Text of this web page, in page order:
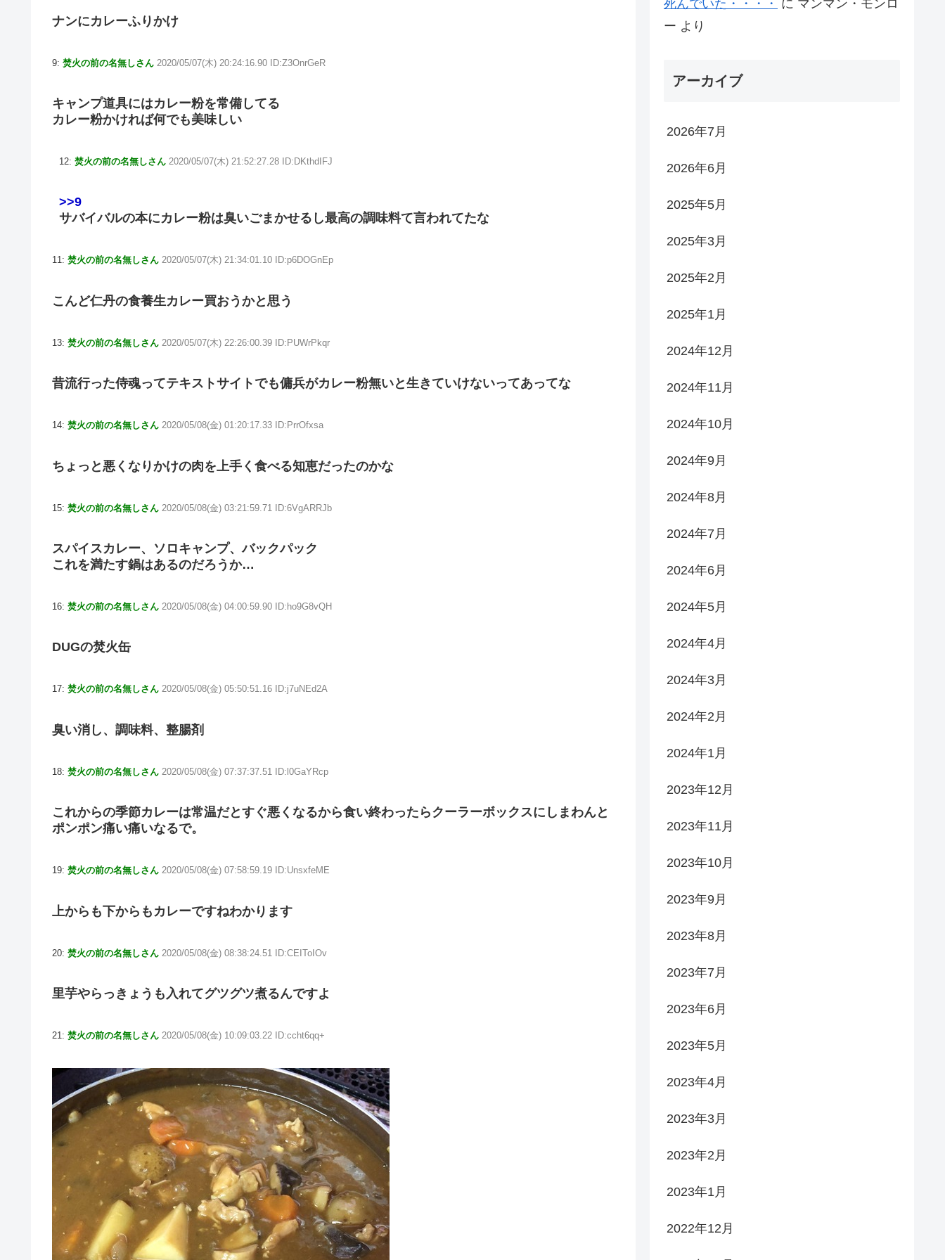
ナンにカレーふりかけ
9: 焚火の前の名無しさん 2020/05/07(木) 20:24:16.90 ID:Z3OnrGeR
キャンプ道具にはカレー粉を常備してる
カレー粉かければ何でも美味しい
12: 焚火の前の名無しさん 2020/05/07(木) 21:52:27.28 ID:DKthdIFJ
>>9
サバイバルの本にカレー粉は臭いごまかせるし最高の調味料て言われてたな
11: 焚火の前の名無しさん 2020/05/07(木) 21:34:01.10 ID:p6DOGnEp
こんど仁丹の食養生カレー買おうかと思う
13: 焚火の前の名無しさん 2020/05/07(木) 22:26:00.39 ID:PUWrPkqr
昔流行った侍魂ってテキストサイトでも傭兵がカレー粉無いと生きていけないってあってな
14: 焚火の前の名無しさん 2020/05/08(金) 01:20:17.33 ID:PrrOfxsa
ちょっと悪くなりかけの肉を上手く食べる知恵だったのかな
15: 焚火の前の名無しさん 2020/05/08(金) 03:21:59.71 ID:6VgARRJb
スパイスカレー、ソロキャンプ、バックパック
これを満たす鍋はあるのだろうか…
16: 焚火の前の名無しさん 2020/05/08(金) 04:00:59.90 ID:ho9G8vQH
DUGの焚火缶
17: 焚火の前の名無しさん 2020/05/08(金) 05:50:51.16 ID:j7uNEd2A
臭い消し、調味料、整腸剤
18: 焚火の前の名無しさん 2020/05/08(金) 07:37:37.51 ID:l0GaYRcp
これからの季節カレーは常温だとすぐ悪くなるから食い終わったらクーラーボックスにしまわんと
ポンポン痛い痛いなるで。
19: 焚火の前の名無しさん 2020/05/08(金) 07:58:59.19 ID:UnsxfeME
上からも下からもカレーですねわかります
20: 焚火の前の名無しさん 2020/05/08(金) 08:38:24.51 ID:CEIToIOv
里芋やらっきょうも入れてグツグツ煮るんですよ
21: 焚火の前の名無しさん 2020/05/08(金) 10:09:03.22 ID:ccht6qq+
死んでいた・・・・
に マンマン・モンロ
ー より
アーカイブ
2026年7月
2026年6月
2025年5月
2025年3月
2025年2月
2025年1月
2024年12月
2024年11月
2024年10月
2024年9月
2024年8月
2024年7月
2024年6月
2024年5月
2024年4月
2024年3月
2024年2月
2024年1月
2023年12月
2023年11月
2023年10月
2023年9月
2023年8月
2023年7月
2023年6月
2023年5月
2023年4月
2023年3月
2023年2月
2023年1月
2022年12月